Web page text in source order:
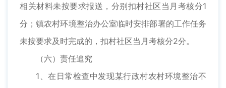
相关材料未按要求报送，分别扣村社区当月考核分1
分；镇农村环境整治办公室临时安排部署的工作任务
未按要求及时完成的，扣村社区当月考核分2分。
（六）责任追究
1、在日常检查中发现某行政村农村环境整治不